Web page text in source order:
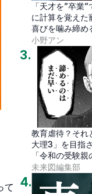
て
「天才を”卒業
に計算を覚えた
喜びを噛み締め
小野アン
3.
教育虐待？それ
大理3」を目指
「令和の受験
開】
未来図編集部
4.